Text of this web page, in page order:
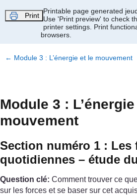
Print
Printable page generated
Use 'Print preview' to check
printer settings. Print
browsers.
← Module 3 : L’énergie et le mouvement
Module 3 :
mouvement
Section numéro 1 : Les
quotidiennes – étude
Question clé: Comment trouver ce
sur les forces et se baser sur cet